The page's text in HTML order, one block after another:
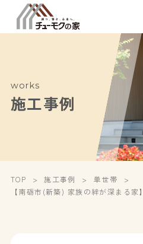
works
施工事例
TOP 施工事例
単世帯
【南砺市(新築) 家族の絆が深まる家】